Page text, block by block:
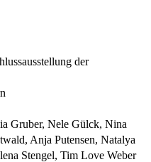
der
Gruber, Nele Gülck, Nina
Anja Putensen, Natalya
Stengel, Tim Love Weber